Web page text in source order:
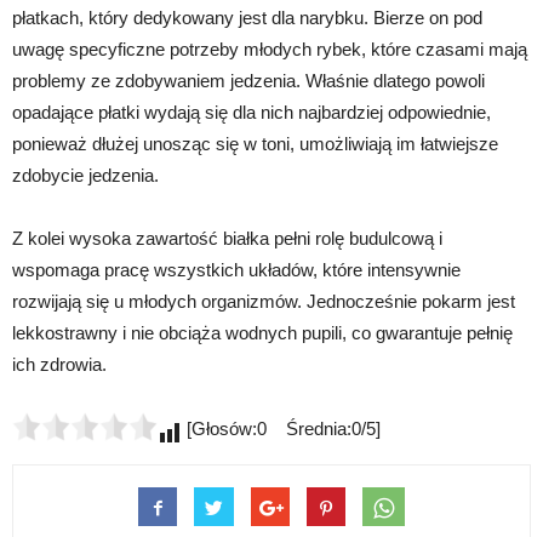
płatkach, który dedykowany jest dla narybku. Bierze on pod
uwagę specyficzne potrzeby młodych rybek, które czasami mają
problemy ze zdobywaniem jedzenia. Właśnie dlatego powoli
opadające płatki wydają się dla nich najbardziej odpowiednie,
ponieważ dłużej unosząc się w toni, umożliwiają im łatwiejsze
zdobycie jedzenia.
Z kolei wysoka zawartość białka pełni rolę budulcową i
wspomaga pracę wszystkich układów, które intensywnie
rozwijają się u młodych organizmów. Jednocześnie pokarm jest
lekkostrawny i nie obciąża wodnych pupili, co gwarantuje pełnię
ich zdrowia.
[Głosów:0 Średnia:0/5]